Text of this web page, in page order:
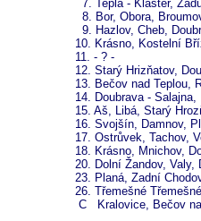
7. Teplá - Klášter,
8. Bor, Obora,
9. Hazlov, Cheb,
10. Krásno, Kostelní
11. - ? -
12. Starý Hrizňatov,
13. Bečov nad Teplou,
14. Doubrava -
15. Aš, Libá, Starý
16. Svojšín, Damnov,
17. Ostrůvek, Tachov,
18. Krásno, Mnichov,
20. Dolní Žandov, Valy,
23. Planá, Zadní
26. Třemešné
C Kralovice, Bečov